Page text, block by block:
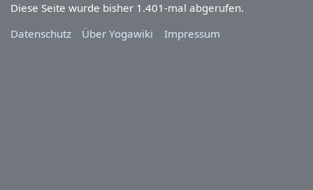
Diese Seite wurde bisher 1.401-mal abgerufen.
Datenschutz
Über Yogawiki Impressum